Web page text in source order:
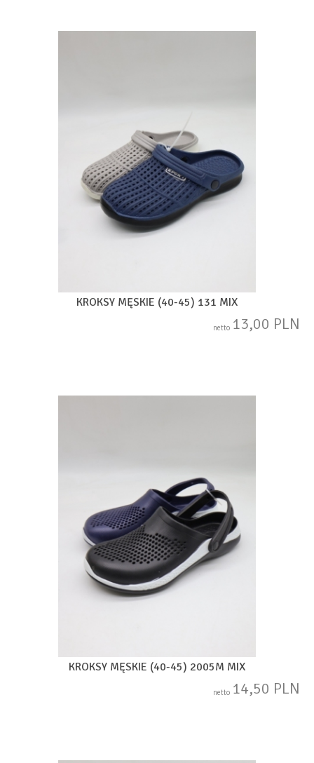
KROKSY MĘSKIE (40-45) 131 MIX
netto 13,00 PLN
KROKSY MĘSKIE (40-45) 2005M MIX
netto 14,50 PLN